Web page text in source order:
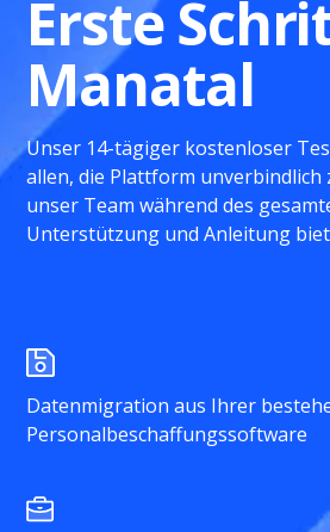
Erste
Manatal
Unser 14-tägiger kostenloser
allen, die Plattform unverbindlich
unser Team während des
Unterstützung und Anleitung
Datenmigration aus Ihrer
Personalbeschaffungssoftware